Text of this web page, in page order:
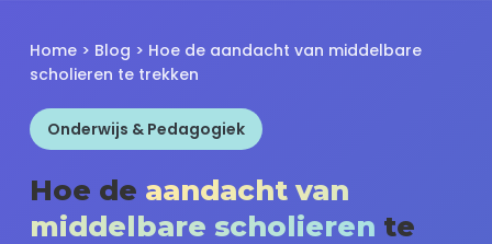
Home > Blog > Hoe de aandacht van middelbare
scholieren te trekken
Onderwijs & Pedagogiek
Hoe de aandacht van
middelbare scholieren te